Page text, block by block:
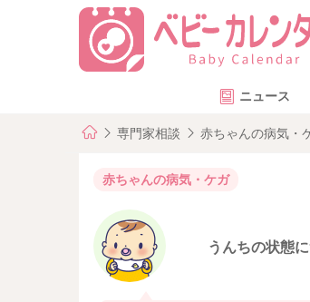
ニュース
専門家相談 赤ちゃんの病気・
赤ちゃんの病気・ケガ
うんちの状態